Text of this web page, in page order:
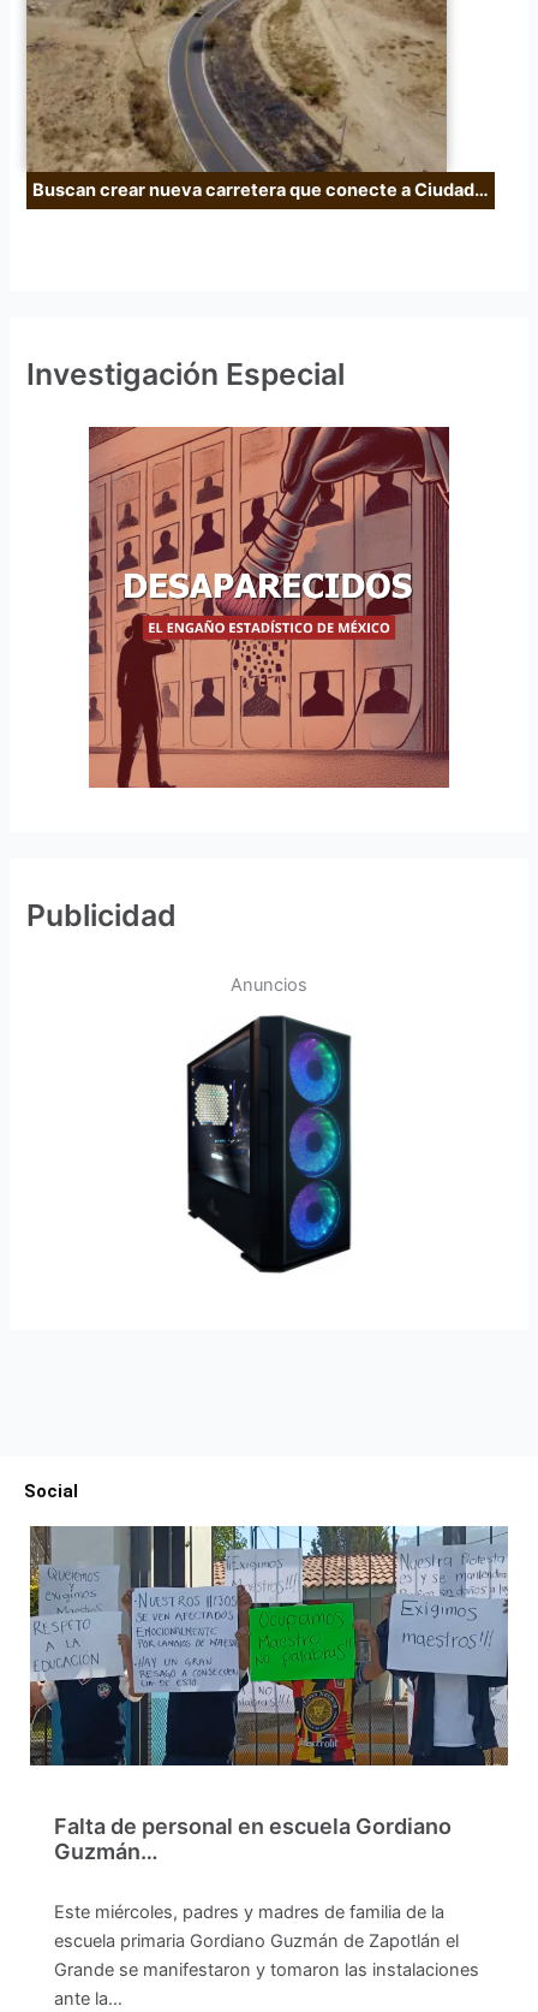
Buscan crear nueva carretera que conecte a Ciudad…
Investigación Especial
Publicidad
Anuncios
Social
Falta de personal en escuela Gordiano
Guzmán…
Este miércoles, padres y madres de familia de la
escuela primaria Gordiano Guzmán de Zapotlán el
Grande se manifestaron y tomaron las instalaciones
ante la…